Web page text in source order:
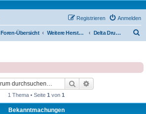
Anmelden
Registrieren
Foren-Übersicht Weitere Hersteller Delta Drucker
Suche
1 Thema • Seite 1 von 1
Bekanntmachungen